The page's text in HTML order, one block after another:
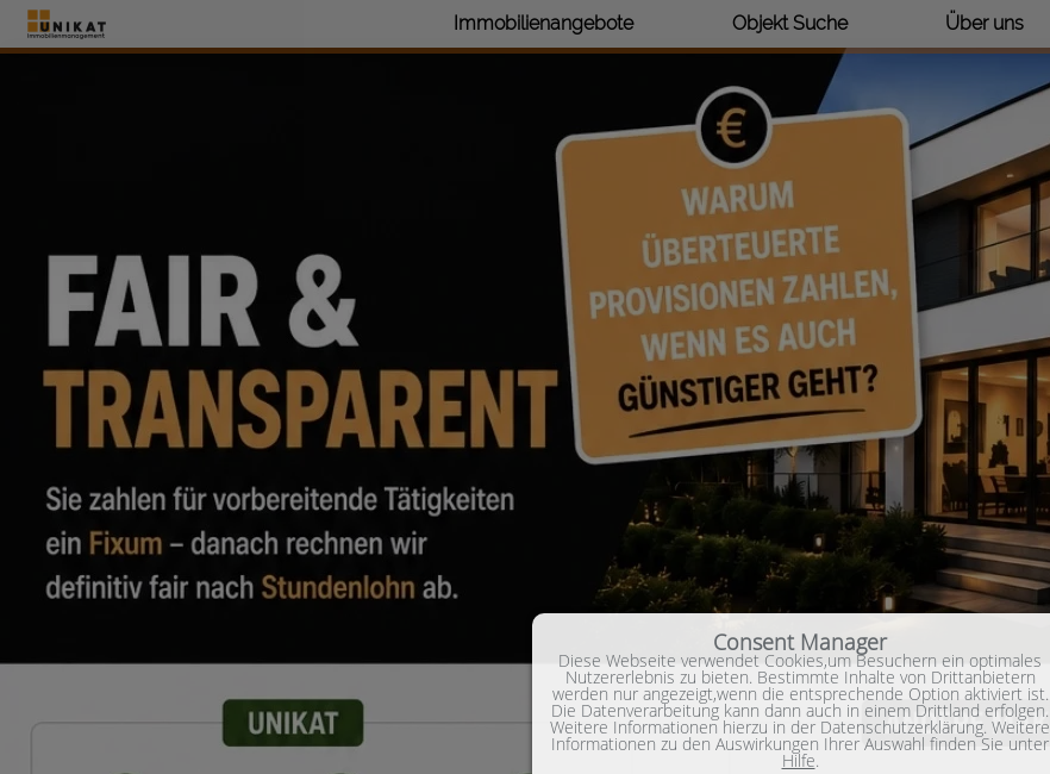
Immobilienangebote Objekt Suche Über uns
Consent Manager
Diese Webseite verwendet Cookies,um Besuchern ein optimales
Nutzererlebnis zu bieten. Bestimmte Inhalte von Drittanbietern
werden nur angezeigt,wenn die entsprechende Option aktiviert ist.
Die Datenverarbeitung kann dann auch in einem Drittland erfolgen.
Weitere Informationen hierzu in der Datenschutzerklärung. Weitere
Informationen zu den Auswirkungen Ihrer Auswahl finden Sie unter
Hilfe.